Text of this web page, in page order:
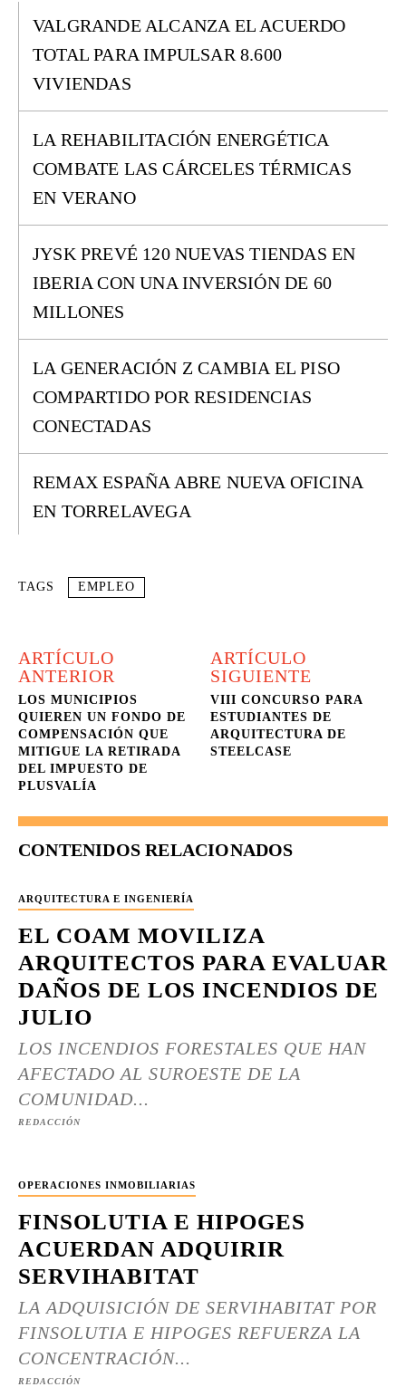
VALGRANDE ALCANZA EL ACUERDO
TOTAL PARA IMPULSAR 8.600
VIVIENDAS
LA REHABILITACIÓN ENERGÉTICA
COMBATE LAS CÁRCELES TÉRMICAS
EN VERANO
JYSK PREVÉ 120 NUEVAS TIENDAS EN
IBERIA CON UNA INVERSIÓN DE 60
MILLONES
LA GENERACIÓN Z CAMBIA EL PISO
COMPARTIDO POR RESIDENCIAS
CONECTADAS
REMAX ESPAÑA ABRE NUEVA OFICINA
EN TORRELAVEGA
TAGS EMPLEO
ARTÍCULO
ANTERIOR
LOS MUNICIPIOS
QUIEREN UN FONDO DE
COMPENSACIÓN QUE
MITIGUE LA RETIRADA
DEL IMPUESTO DE
PLUSVALÍA
ARTÍCULO
SIGUIENTE
VIII CONCURSO PARA
ESTUDIANTES DE
ARQUITECTURA DE
STEELCASE
CONTENIDOS RELACIONADOS
ARQUITECTURA E INGENIERÍA
EL COAM MOVILIZA
ARQUITECTOS PARA EVALUAR
DAÑOS DE LOS INCENDIOS DE
JULIO
LOS INCENDIOS FORESTALES QUE HAN
AFECTADO AL SUROESTE DE LA
COMUNIDAD...
REDACCIÓN
OPERACIONES INMOBILIARIAS
FINSOLUTIA E HIPOGES
ACUERDAN ADQUIRIR
SERVIHABITAT
LA ADQUISICIÓN DE SERVIHABITAT POR
FINSOLUTIA E HIPOGES REFUERZA LA
CONCENTRACIÓN...
REDACCIÓN